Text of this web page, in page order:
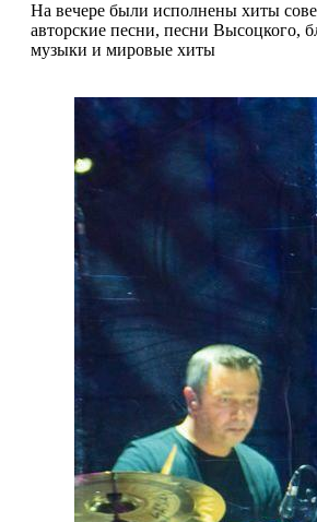
На вечере были исполнены хиты
авторские песни, песни Высоцкого,
музыки и мировые хиты